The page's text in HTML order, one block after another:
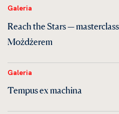
Galeria
Reach the Stars —
Możdżerem
Galeria
Tempus ex machina